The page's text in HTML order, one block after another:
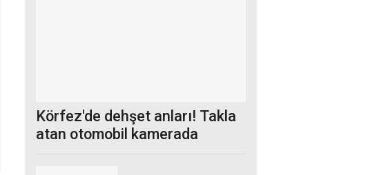
Körfez'de dehşet anları! Takla
atan otomobil kamerada